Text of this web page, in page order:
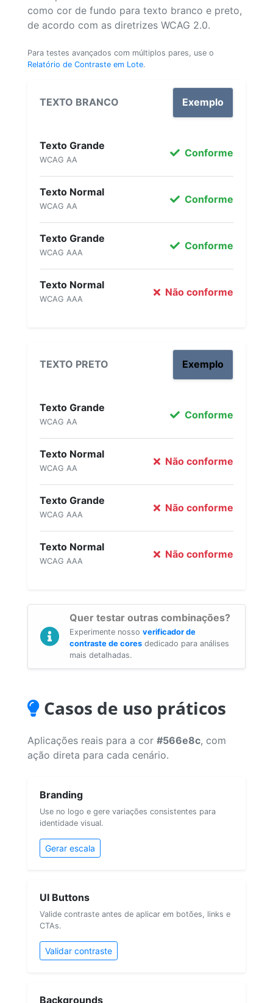
como cor de fundo para texto branco e preto,
de acordo com as diretrizes WCAG 2.0.
Para testes avançados com múltiplos pares, use o
Relatório de Contraste em Lote.
TEXTO BRANCO Exemplo
Texto Grande
WCAG AA
Conforme
Texto Normal
WCAG AA
Conforme
Texto Grande
WCAG AAA
Conforme
Texto Normal
WCAG AAA
Não conforme
TEXTO PRETO Exemplo
Texto Grande
WCAG AA
Conforme
Texto Normal
WCAG AA
Não conforme
Texto Grande
WCAG AAA
Não conforme
Texto Normal
WCAG AAA
Não conforme
Quer testar outras combinações?
Experimente nosso verificador de
contraste de cores dedicado para análises
mais detalhadas.
Casos de uso práticos
Aplicações reais para a cor #566e8c, com
ação direta para cada cenário.
Branding
Use no logo e gere variações consistentes para
identidade visual.
Gerar escala
UI Buttons
Valide contraste antes de aplicar em botões, links e
CTAs.
Validar contraste
Backgrounds